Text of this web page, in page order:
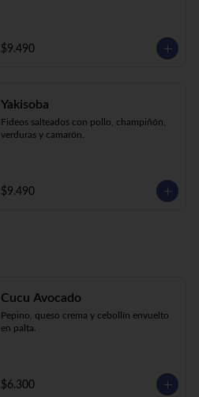
$9.490
Yakisoba
Fideos salteados con pollo, champiñón,
verduras y camarón.
$9.490
Cucu Avocado
Pepino, queso crema y cebollín envuelto
en palta.
$6.300